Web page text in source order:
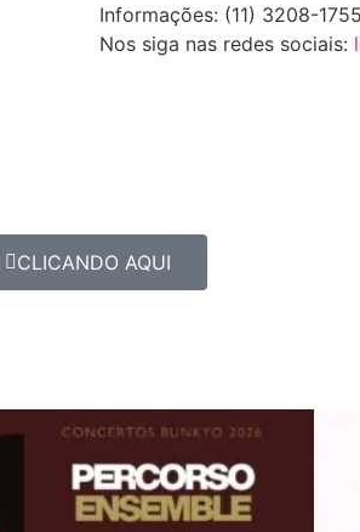
Informações: (11) 3208-
Nos siga nas redes sociais:
CLICANDO AQUI